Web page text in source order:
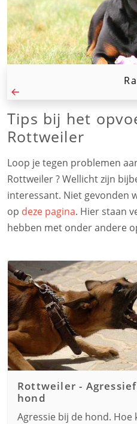
Tips bij het
Rottweiler
Loop je tegen problemen
Rottweiler ? Wellicht zijn
interessant. Niet gevonden
op deze pagina. Hier staan
hebben met onder andere
Rottweiler-
hond
Agressie bij de hond. Hoe